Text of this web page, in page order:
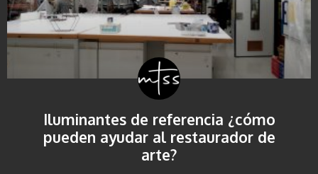
Iluminantes de referencia ¿cómo
pueden ayudar al restaurador de
arte?